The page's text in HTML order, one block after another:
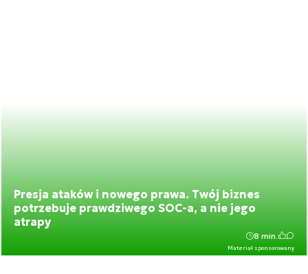
Presja ataków i nowego prawa. Twój biznes
potrzebuje prawdziwego SOC-a, a nie jego
atrapy
Materiał sponsorowany
8 min.